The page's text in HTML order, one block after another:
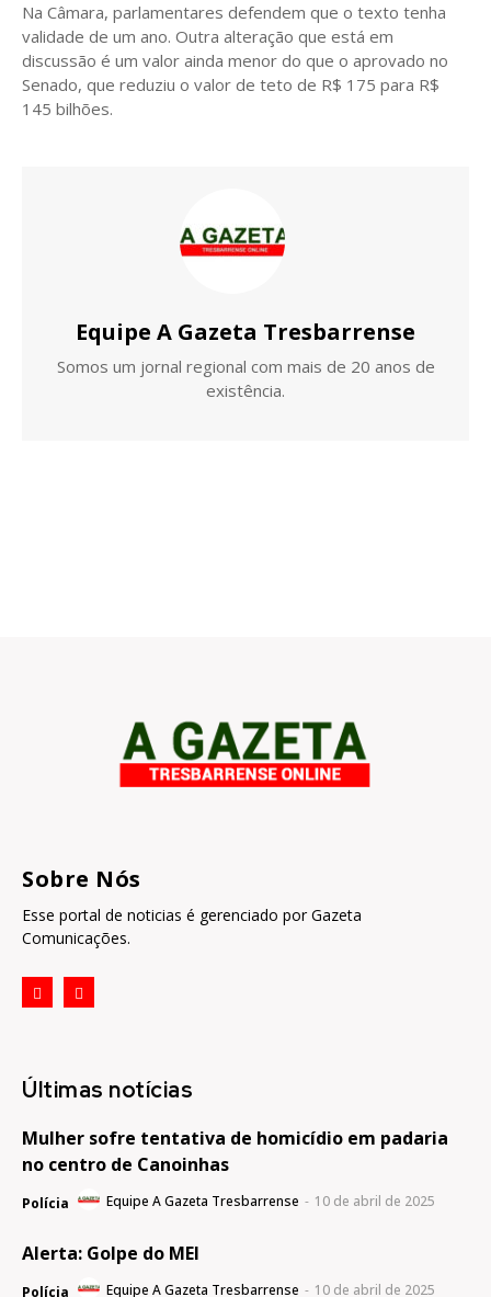
Na Câmara, parlamentares defendem que o texto tenha
validade de um ano. Outra alteração que está em
discussão é um valor ainda menor do que o aprovado no
Senado, que reduziu o valor de teto de R$ 175 para R$
145 bilhões.
Equipe A Gazeta Tresbarrense
Somos um jornal regional com mais de 20 anos de
existência.
Sobre Nós
Esse portal de noticias é gerenciado por Gazeta
Comunicações.
Últimas notícias
Mulher sofre tentativa de homicídio em padaria
no centro de Canoinhas
Polícia Equipe A Gazeta Tresbarrense - 10 de abril de 2025
Alerta: Golpe do MEI
Polícia Equipe A Gazeta Tresbarrense - 10 de abril de 2025